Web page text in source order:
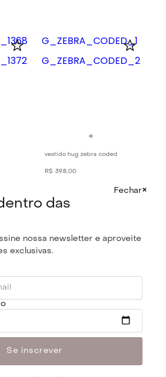
vestido hug zebra coded
R$ 398,00
Fechar×
das
nossa newsletter e aproveite
exclusivas.
Se inscrever